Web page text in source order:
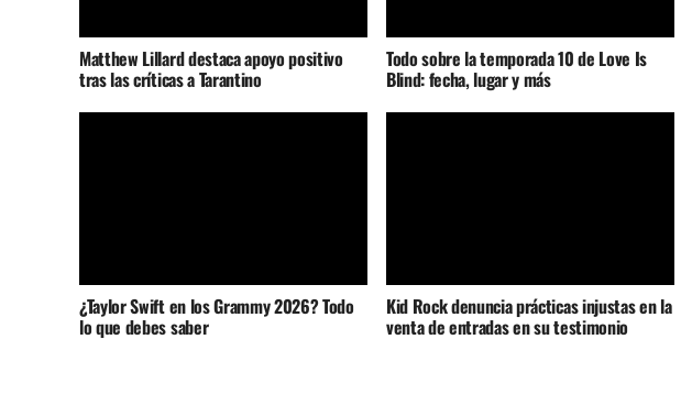
Matthew Lillard destaca apoyo positivo
tras las críticas a Tarantino
Todo sobre la temporada 10 de Love Is
Blind: fecha, lugar y más
¿Taylor Swift en los Grammy 2026? Todo
lo que debes saber
Kid Rock denuncia prácticas injustas en la
venta de entradas en su testimonio